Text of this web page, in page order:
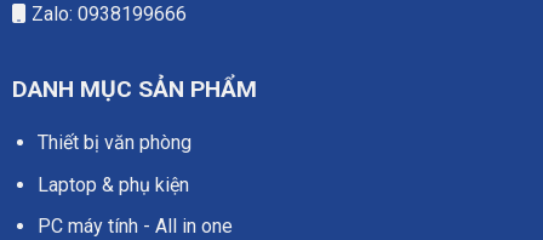
Zalo: 0938199666
DANH MỤC SẢN PHẨM
Thiết bị văn phòng
Laptop & phụ kiện
PC máy tính - All in one